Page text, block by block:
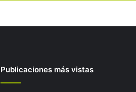
Publicaciones más vistas